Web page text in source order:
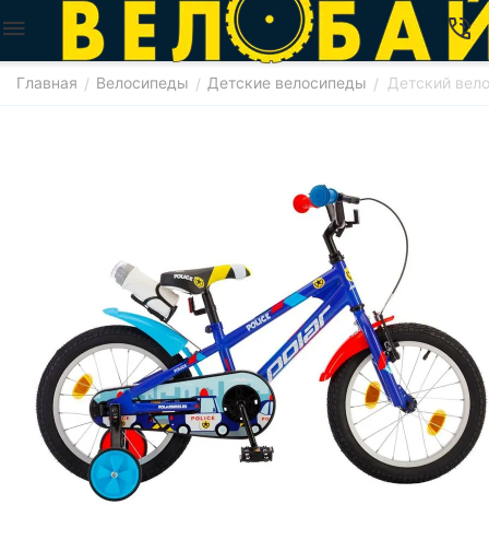
Главная / Велосипеды / Детские велосипеды / Детский